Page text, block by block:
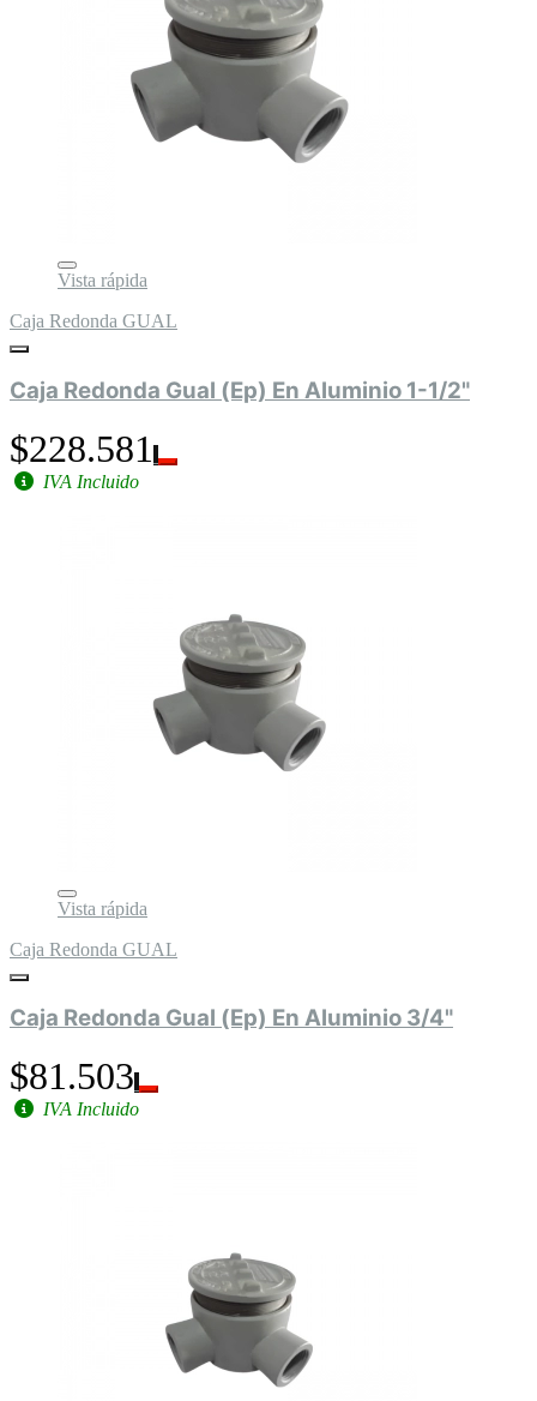
Vista rápida
Caja Redonda GUAL
Caja Redonda Gual (Ep) En Aluminio 1-1/2"
$228.581
IVA Incluido
Vista rápida
Caja Redonda GUAL
Caja Redonda Gual (Ep) En Aluminio 3/4"
$81.503
IVA Incluido